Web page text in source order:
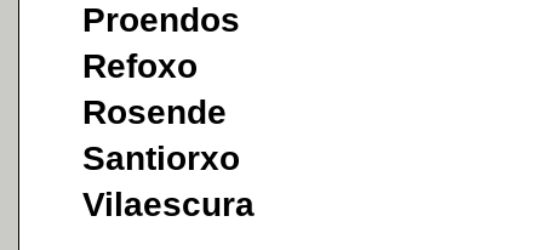
Proendos
Refoxo
Rosende
Santiorxo
Vilaescura